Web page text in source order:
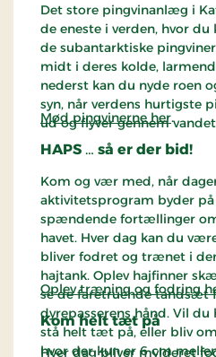
Det store pingvinanlæg i
de eneste i verden, hvor
de subantarktiske
midt i deres kolde,
nederst kan du nyde roen
syn, når verdens hurtigste
ud og flyver gennem
Mød pingvinerne her.
HAPS … så er der bid!
Kom og vær med, når
aktivitetsprogram byder
spændende fortællinger
havet. Hver dag kan du
bliver fodret og trænet i
hajtank. Oplev hajfinner
se de faretruende tandsæt
dyrepasserens hånd. Vil du
stå helt tæt på, eller bliv
hvor der kun er 6 cm
Oplev træning og fodring
Kom helt tæt på
Hver dag bliver mylderet